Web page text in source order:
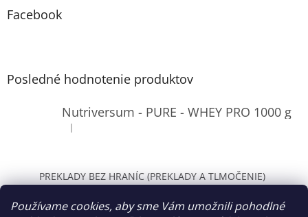
Používame cookies, aby sme Vám umožnili pohodlné
Facebook
Posledné hodnotenie produktov
Nutriversum - PURE - WHEY PRO 1000 g
Hodnotenie produktu je 4 z 5 hviezdičiek.
|
PREKLADY BEZ HRANÍC (PREKLADY A TLMOČENIE)
WOLT Bratislava